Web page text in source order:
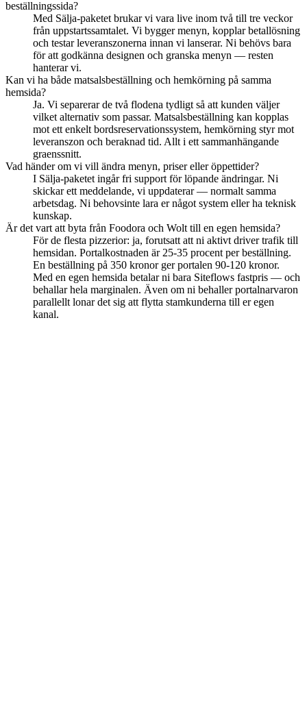
beställningssida?
Med Sälja-paketet brukar vi vara live inom två till tre veckor
från uppstartssamtalet. Vi bygger menyn, kopplar betallösning
och testar leveranszonerna innan vi lanserar. Ni behövs bara
för att godkänna designen och granska menyn — resten
hanterar vi.
Kan vi ha både matsalsbeställning och hemkörning på samma
hemsida?
Ja. Vi separerar de två flodena tydligt så att kunden väljer
vilket alternativ som passar. Matsalsbeställning kan kopplas
mot ett enkelt bordsreservationssystem, hemkörning styr mot
leveranszon och beraknad tid. Allt i ett sammanhängande
graenssnitt.
Vad händer om vi vill ändra menyn, priser eller öppettider?
I Sälja-paketet ingår fri support för löpande ändringar. Ni
skickar ett meddelande, vi uppdaterar — normalt samma
arbetsdag. Ni behovsinte lara er något system eller ha teknisk
kunskap.
Är det vart att byta från Foodora och Wolt till en egen hemsida?
För de flesta pizzerior: ja, forutsatt att ni aktivt driver trafik till
hemsidan. Portalkostnaden är 25-35 procent per beställning.
En beställning på 350 kronor ger portalen 90-120 kronor.
Med en egen hemsida betalar ni bara Siteflows fastpris — och
behallar hela marginalen. Även om ni behaller portalnarvaron
parallellt lonar det sig att flytta stamkunderna till er egen
kanal.